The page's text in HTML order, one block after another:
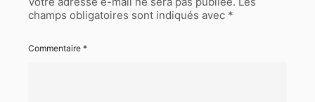
champs obligatoires sont indiqués avec *
Commentaire *